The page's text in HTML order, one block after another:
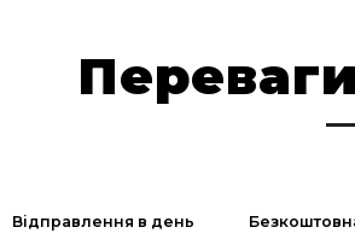
Відправлення в день